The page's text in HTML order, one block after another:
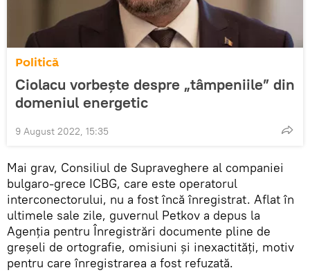
Politică
Ciolacu vorbește despre „tâmpeniile” din
domeniul energetic
9 August 2022, 15:35
Mai grav, Consiliul de Supraveghere al companiei
bulgaro-grece ICBG, care este operatorul
interconectorului, nu a fost încă înregistrat. Aflat în
ultimele sale zile, guvernul Petkov a depus la
Agenția pentru Înregistrări documente pline de
greșeli de ortografie, omisiuni și inexactități, motiv
pentru care înregistrarea a fost refuzată.